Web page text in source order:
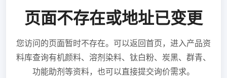
页面不存在或地址已变更
您访问的页面暂时不存在。可以返回首页，进入产品资
料库查询有机颜料、溶剂染料、钛白粉、炭黑、群青、
功能助剂等资料，也可以直接提交询价需求。